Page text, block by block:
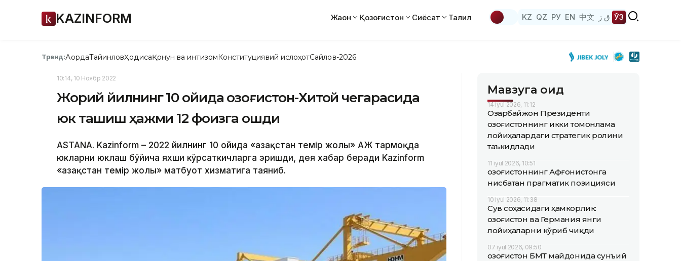
KAZINFORM Жаҳон Қозоғистон Сиёсат Таҳлил KZ QZ РУ EN 中文 ق ز ЎЗ
Тренд:АқордаТайинловҲодисаҚонун ва интизомКонституциявий ислоҳотСайлов-2026
10:14, 10 Ноябр 2022
Жорий йилнинг 10 ойида Қозоғистон-Хитой чегарасида
юк ташиш ҳажми 12 фоизга ошди
ASTANA. Kazinform – 2022 йилнинг 10 ойида «Қазақстан темір жолы» АЖ тармоқда
юкларни юклаш бўйича яхши кўрсаткичларга эришди, дея хабар беради Kazinform
«Қазақстан темір жолы» матбуот хизматига таяниб.
Мавзуга оид
14 iyul 2026, 11:12
Озарбайжон Президенти
Қозоғистоннинг икки томонлама
лойиҳалардаги стратегик ролини
таъкидлади
11 iyul 2026, 10:51
Қозоғистоннинг Афғонистонга
нисбатан прагматик позицияси
10 iyul 2026, 11:38
Сув соҳасидаги ҳамкорлик:
Қозоғистон ва Германия янги
лойиҳаларни кўриб чиқди
07 iyul 2026, 09:50
Қозоғистон БМТ майдонида сунъий